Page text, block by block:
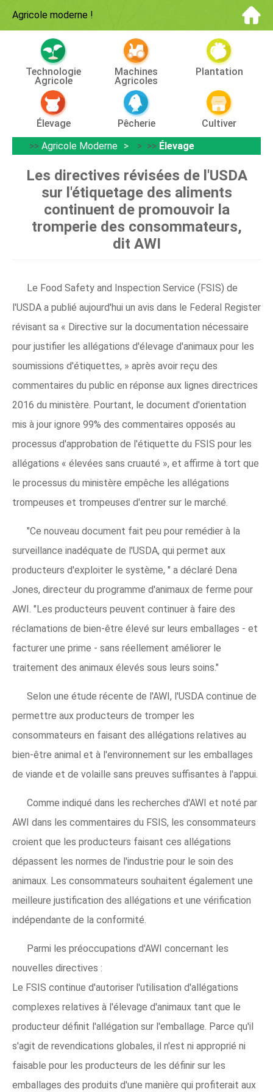
Agricole moderne !
Technologie
Agricole
Machines
Agricoles
Plantation
Élevage Pêcherie
Cultiver
>> Agricole Moderne > >> Élevage
Les directives révisées de l'USDA
sur l'étiquetage des aliments
continuent de promouvoir la
tromperie des consommateurs,
dit AWI
Le Food Safety and Inspection Service (FSIS) de
l'USDA a publié aujourd'hui un avis dans le Federal Register
révisant sa « Directive sur la documentation nécessaire
pour justifier les allégations d'élevage d'animaux pour les
soumissions d'étiquettes, » après avoir reçu des
commentaires du public en réponse aux lignes directrices
2016 du ministère. Pourtant, le document d'orientation
mis à jour ignore 99% des commentaires opposés au
processus d'approbation de l'étiquette du FSIS pour les
allégations « élevées sans cruauté », et affirme à tort que
le processus du ministère empêche les allégations
trompeuses et trompeuses d'entrer sur le marché.
"Ce nouveau document fait peu pour remédier à la
surveillance inadéquate de l'USDA, qui permet aux
producteurs d'exploiter le système, " a déclaré Dena
Jones, directeur du programme d'animaux de ferme pour
AWI. "Les producteurs peuvent continuer à faire des
réclamations de bien-être élevé sur leurs emballages - et
facturer une prime - sans réellement améliorer le
traitement des animaux élevés sous leurs soins."
Selon une étude récente de l'AWI, l'USDA continue de
permettre aux producteurs de tromper les
consommateurs en faisant des allégations relatives au
bien-être animal et à l'environnement sur les emballages
de viande et de volaille sans preuves suffisantes à l'appui.
Comme indiqué dans les recherches d'AWI et noté par
AWI dans les commentaires du FSIS, les consommateurs
croient que les producteurs faisant ces allégations
dépassent les normes de l'industrie pour le soin des
animaux. Les consommateurs souhaitent également une
meilleure justification des allégations et une vérification
indépendante de la conformité.
Parmi les préoccupations d'AWI concernant les
nouvelles directives :
Le FSIS continue d'autoriser l'utilisation d'allégations
complexes relatives à l'élevage d'animaux tant que le
producteur définit l'allégation sur l'emballage. Parce qu'il
s'agit de revendications globales, il n'est ni approprié ni
faisable pour les producteurs de les définir sur les
emballages des produits d'une manière qui profiterait aux